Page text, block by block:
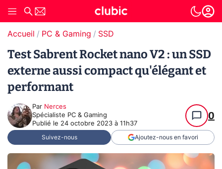
Accueil PC & Gaming SSD
Test Sabrent Rocket nano V2 : un SSD
externe aussi compact qu'élégant et
performant
Par Nerces
Spécialiste PC & Gaming
Publié le 24 octobre 2023 à 11h37
0
Suivez-nous Ajoutez-nous en favori